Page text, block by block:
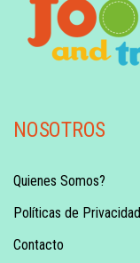
NOSOTROS
Quienes Somos?
Políticas de Privacidad
Contacto